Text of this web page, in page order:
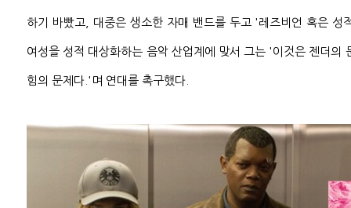
하기 바빴고, 대중은 생소한 자매 밴드를 두고 '레즈비언 혹은 성
여성을 성적 대상화하는 음악 산업계에 맞서 그는 '이것은 젠더의
힘의 문제다.'며 연대를 촉구했다.